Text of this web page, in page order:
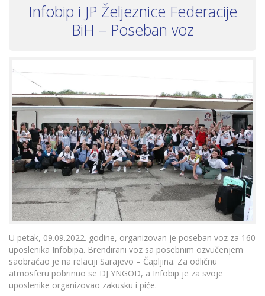
Infobip i JP Željeznice Federacije
BiH – Poseban voz
U petak, 09.09.2022. godine, organizovan je poseban voz za 160
uposlenika Infobipa. Brendirani voz sa posebnim ozvučenjem
saobraćao je na relaciji Sarajevo – Čapljina. Za odličnu
atmosferu pobrinuo se DJ YNGOD, a Infobip je za svoje
uposlenike organizovao zakusku i piće.